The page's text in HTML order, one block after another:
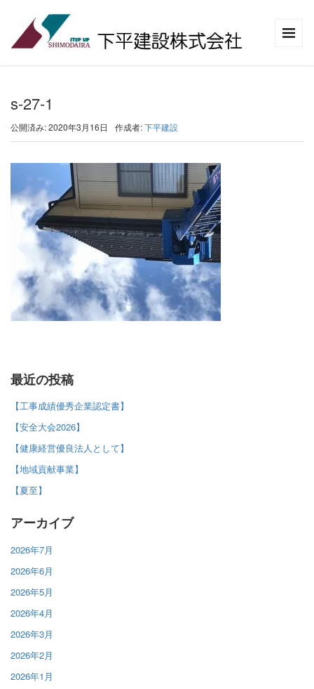
s-27-1
公開済み: 2020年3月16日 作成者:下平建設
最近の投稿
【工事成績優秀企業認定書】
【安全大会2026】
【健康経営優良法人として】
【地域貢献事業】
【夏至】
アーカイブ
2026年7月
2026年6月
2026年5月
2026年4月
2026年3月
2026年2月
2026年1月